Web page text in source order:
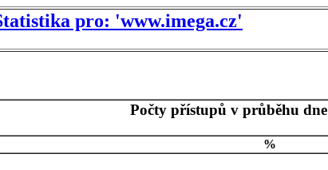
pro: 'www.imega.cz'
Počty přístupů v průběhu dne
%